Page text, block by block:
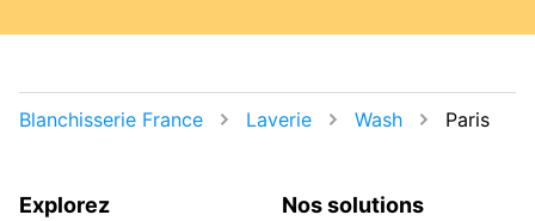
Blanchisserie France Laverie Wash Paris
Explorez Nos solutions